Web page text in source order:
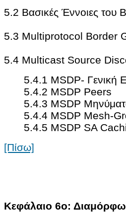
5.2 Βασικές Έννοιες
5.3 Multiprotocol Border
5.4 Multicast Source
5.4.1 MSDP- Γενική
5.4.2 MSDP Peers
5.4.3 MSDP
5.4.4 MSDP Mesh-
5.4.5 MSDP SA
[Πίσω]
Κεφάλαιο 6ο: